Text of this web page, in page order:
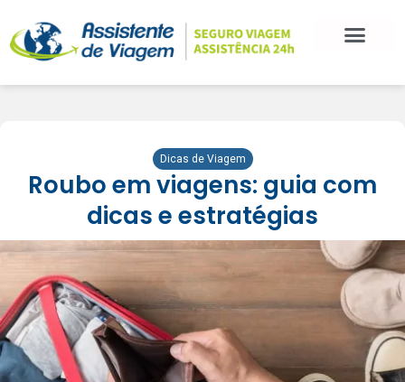
Dicas de Viagem
Roubo em viagens: guia com
dicas e estratégias